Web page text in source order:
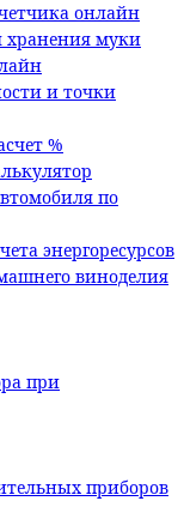
онлайн
хранения муки
и точки
%
по
энергоресурсов
виноделия
при
приборов